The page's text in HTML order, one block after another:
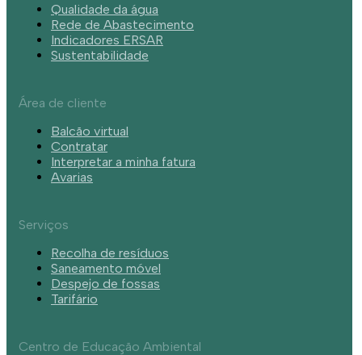
Qualidade da água
Rede de Abastecimento
Indicadores ERSAR
Sustentabilidade
Área de cliente
Balcão virtual
Contratar
Interpretar a minha fatura
Avarias
Serviços
Recolha de resíduos
Saneamento móvel
Despejo de fossas
Tarifário
Centro de Educação Ambiental